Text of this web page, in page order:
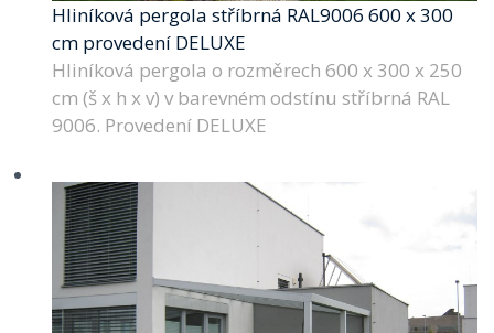
Hliníková pergola stříbrná RAL9006 600 x 300
cm provedení DELUXE
Hliníková pergola o rozměrech 600 x 300 x 250
cm (š x h x v) v barevném odstínu stříbrná RAL
9006. Provedení DELUXE